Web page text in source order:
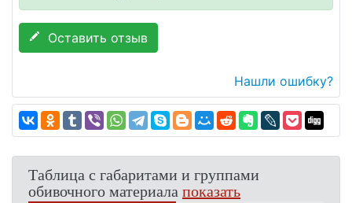
Оставить отзыв
Нашли ошибку?
Таблица с габаритами и группами
обивочного материалапоказать